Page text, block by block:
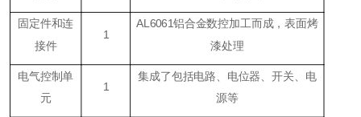
固定件和连
接件
1
AL6061铝合金数控加工而成，表面烤
漆处理
电气控制单
元
1
集成了包括电路、电位器、开关、电
源等